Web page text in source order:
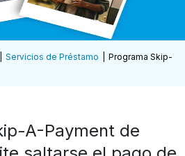
Servicios de Préstamo
Programa Skip-
A-Payment de